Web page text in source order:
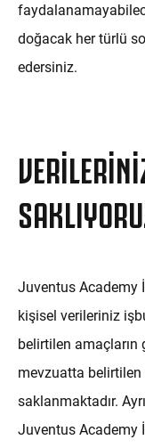
doğacak her türlü
edersiniz.
Juventus Academy
kişisel verileriniz
belirtilen
mevzuatta belirtilen
saklanmaktadır.
Juventus Academy